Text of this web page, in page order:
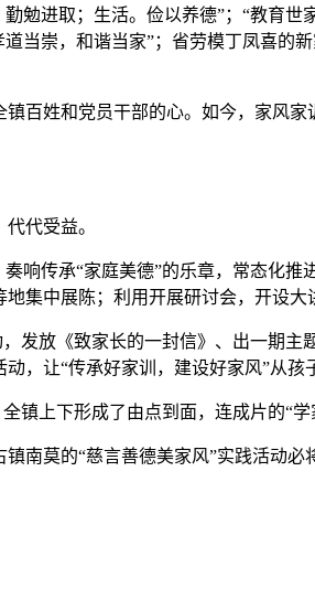
勉进取；生活。俭以养德”；“教育世
当崇，和谐当家”；省劳模丁凤喜的
姓和党员干部的心。如今，家风家
代受益。
传承“家庭美德”的乐章，常态化推
集中展陈；利用开展研讨会，开设大
放《致家长的一封信》、出一期主
，让“传承好家训，建设好家风”从孩
上下形成了由点到面，连成片的“学
莫的“慈言善德美家风”实践活动必